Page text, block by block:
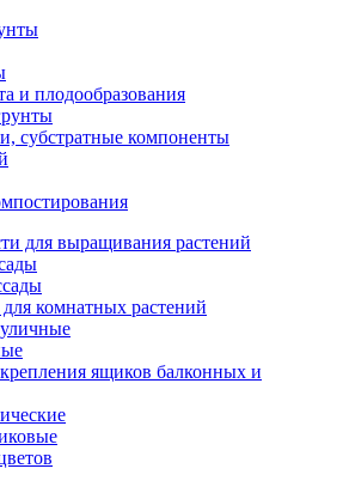
и плодообразования
субстратные компоненты
для выращивания растений
комнатных растений
ящиков балконных и